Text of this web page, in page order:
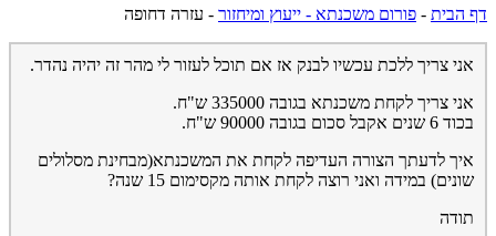
דף הבית - פורום משכנתא - ייעוץ ומיחזור - עזרה דחופה
אני צריך ללכת עכשיו לבנק אז אם תוכל לעזור לי מהר זה יהיה נהדר.
אני צריך לקחת משכנתא בגובה 335000 ש"ח.
בכוד 6 שנים אקבל סכום בגובה 90000 ש"ח.
איך לדעתך הצורה העדיפה לקחת את המשכנתא(מבחינת מסלולים
שונים) במידה ואני רוצה לקחת אותה מקסימום 15 שנה?
תודה